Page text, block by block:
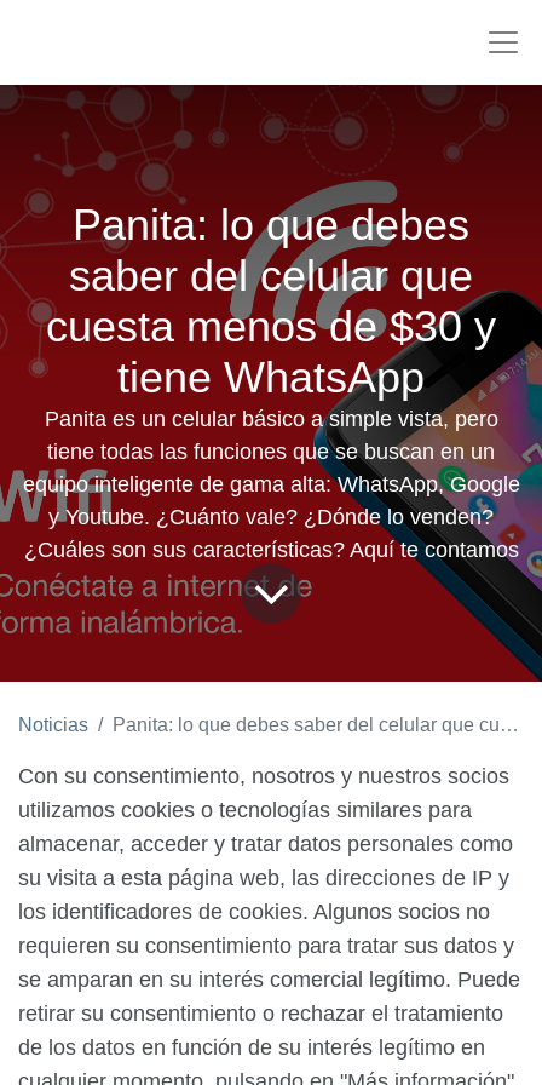
Panita: lo que debes
saber del celular que
cuesta menos de $30 y
tiene WhatsApp
Panita es un celular básico a simple vista, pero
tiene todas las funciones que se buscan en un
equipo inteligente de gama alta: WhatsApp, Google
y Youtube. ¿Cuánto vale? ¿Dónde lo venden?
¿Cuáles son sus características? Aquí te contamos
Noticias Panita: lo que debes saber del celular que cuesta menos de $30 y tiene WhatsApp
Con su consentimiento, nosotros y nuestros socios
utilizamos cookies o tecnologías similares para
almacenar, acceder y tratar datos personales como
su visita a esta página web, las direcciones de IP y
los identificadores de cookies. Algunos socios no
requieren su consentimiento para tratar sus datos y
se amparan en su interés comercial legítimo. Puede
retirar su consentimiento o rechazar el tratamiento
de los datos en función de su interés legítimo en